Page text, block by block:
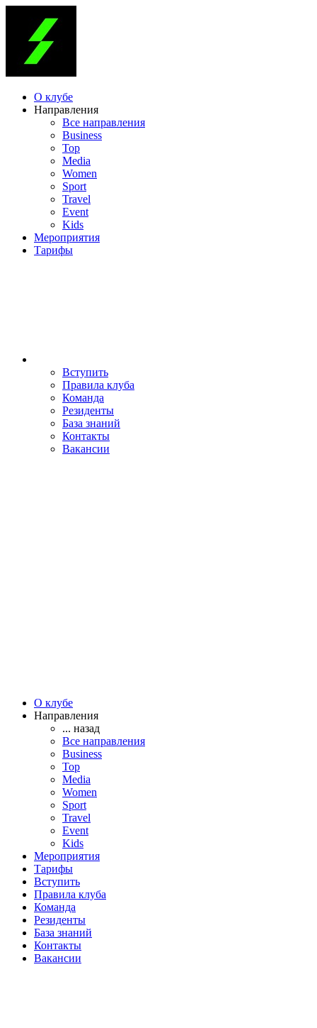
О клубе
Направления
Все направления
Business
Top
Media
Women
Sport
Travel
Event
Kids
Мероприятия
Тарифы
Вступить
Правила клуба
Команда
Резиденты
База знаний
Контакты
Вакансии
О клубе
Направления
... назад
Все направления
Business
Top
Media
Women
Sport
Travel
Event
Kids
Мероприятия
Тарифы
Вступить
Правила клуба
Команда
Резиденты
База знаний
Контакты
Вакансии